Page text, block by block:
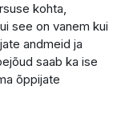
kohta,
see on vanem kui
andmeid ja
saab ka ise
õppijate